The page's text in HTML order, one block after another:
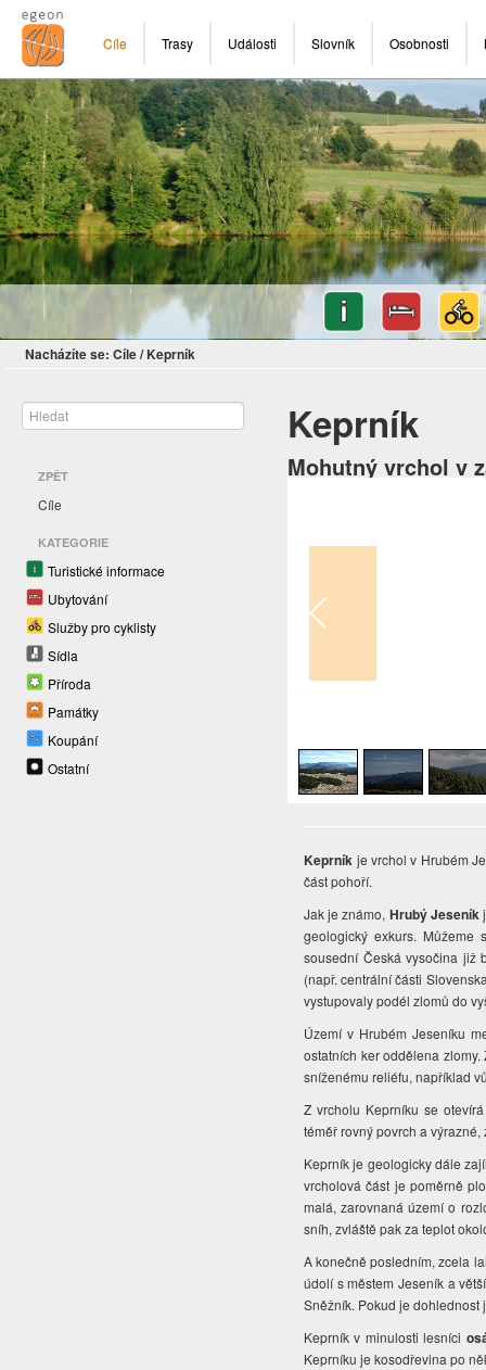
Cíle Trasy Události Slovník Osobnosti
Nacházíte se: Cíle/ Keprník
ZPĚT
Cíle
KATEGORIE
Turistické informace
Ubytování
Služby pro cyklisty
Sídla
Příroda
Památky
Koupání
Ostatní
Keprník
Mohutný vrchol v
Keprník je vrchol v Hrubém
část pohoří.
Jak je známo, Hrubý Jeseník
geologický exkurs.
sousední Česká vysočina již
(např. centrální části
vystupovaly podél zlomů do
Území v Hrubém Jeseníku
ostatních ker oddělena
sníženému reliéfu, například
Z vrcholu Keprníku se
téměř rovný povrch a
Keprník je geologicky dále
vrcholová část je poměrně
malá, zarovnaná území o
sníh, zvláště pak za teplot
A konečně posledním, zcela
údolí s městem Jeseník a
Sněžník. Pokud je dohlednost
Keprník v minulosti lesníci
Keprníku je kosodřevina po